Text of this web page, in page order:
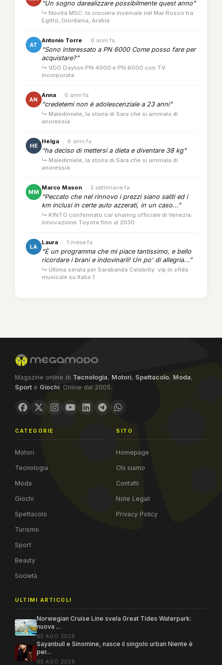
“Un sogno darealizzare possibilmente quest anno”
↳ Novità MSC: la crociera invernale nel Mar Rosso tra
Egitto, Giordania, Arabia
AT
Antonio Torre · 6 anni fa
“Sono interessato a PN 6000 Come posso fare per
acquistare?”
↳ VDO Dayton PN 4000 e PN 6000 con TV
incorporata
AN
Anna · 6 anni fa
“credetemi non è adolescenziale a 23 anni”
↳ Maledimiele, la storia di Sara che si ammala di
anoressia
HE
Helga · 6 anni fa
“ha deciso di mettersi a dieta e diventare 38 kg”
↳ Maledimiele, la storia di Sara che si ammala di
anoressia
MM
Marco Mason · 3 settimane fa
“Peccato che nel rinnovo i prezzi siano saliti ed i
km inclusi in certe auto azzerati, in un caso...”
↳ KINTO confermato car sharing ufficiale di Venezia:
innovazione Toyota fino al 2030
LA
Laura · 1 mese fa
“È un programma che mi piace tantissimo, e bello
ricordare i brani e indovinarli! Un po' di allegria...”
↳ Ultima serata per Sarabanda Celebrity: vip in sfida
musicale su Italia 1
Magazine online di Tecnologia, Motori, Spettacolo, Moda,
Sport e Giochi. Online dal 2005.
CATEGORIE
Motori
Tecnologia
Moda
Giochi
Spettacolo
Turismo
Sport
Beauty
Società
SITO
Homepage
Chi siamo
Contatti
Note Legali
Privacy Policy
ULTIMI ARTICOLI
Norwegian Cruise Line svela Great Tides Waterpark:
nuova ...
05 AGO 2026
Sayanbull e Sinomine, nasce il singolo urban Niente è
per...
05 AGO 2026